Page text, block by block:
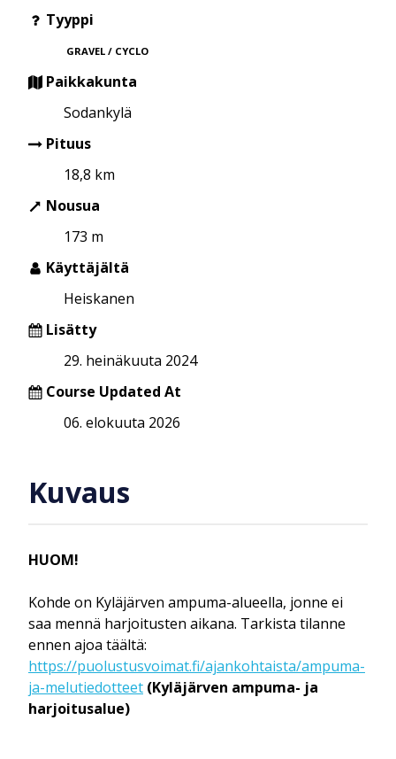
Tyyppi
GRAVEL / CYCLO
Paikkakunta
Sodankylä
Pituus
18,8 km
Nousua
173 m
Käyttäjältä
Heiskanen
Lisätty
29. heinäkuuta 2024
Course Updated At
06. elokuuta 2026
Kuvaus
HUOM!
Kohde on Kyläjärven ampuma-alueella, jonne ei
saa mennä harjoitusten aikana. Tarkista tilanne
ennen ajoa täältä:
https://puolustusvoimat.fi/ajankohtaista/ampuma-
ja-melutiedotteet (Kyläjärven ampuma- ja
harjoitusalue)